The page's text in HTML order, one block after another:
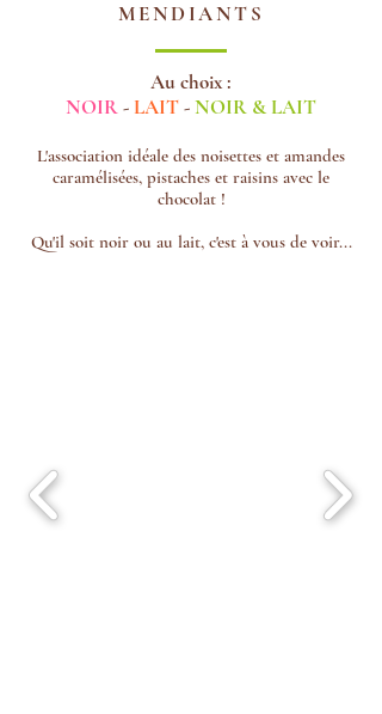
MENDIANTS
Au choix :
NOIR- LAIT-NOIR & LAIT
L'association idéale des noisettes et amandes
caramélisées, pistaches et raisins avec le
chocolat !
Qu'il soit noir ou au lait, c'est à vous de voir...